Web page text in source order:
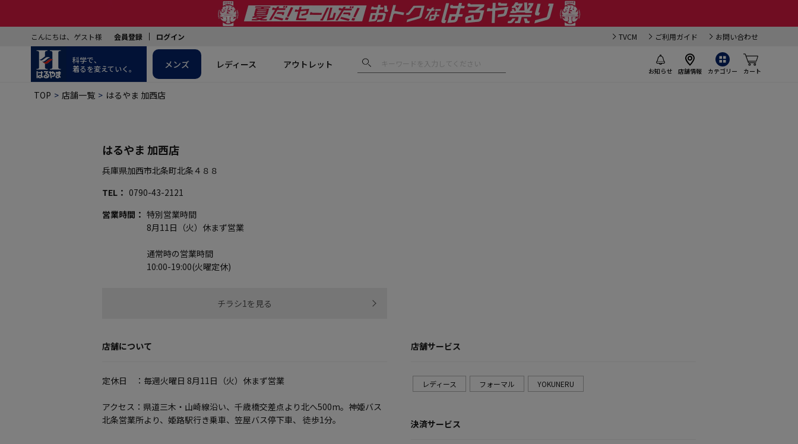
こんにちは、ゲスト様 会員登録 ログイン TVCM ご利用ガイド お問い合わせ
科学で、
着るを変えていく。
お知らせ 店舗情報 カテゴリー カート
メンズ レディース アウトレット
TOP 店舗一覧 はるやま 加西店
はるやま 加西店
兵庫県加西市北条町北条４８８
TEL
0790-43-2121
営業時間
特別営業時間
8月11日（火）休まず営業
通常時の営業時間
10:00-19:00(火曜定休)
チラシ1を見る
店舗について
定休日 ：毎週火曜日 8月11日（火）休まず営業
アクセス：県道三木・山崎線沿い、千歳橋交差点より北へ500m。神姫バス
北条営業所より、姫路駅行き乗車、笠屋バス停下車、 徒歩1分。
店舗サービス
レディース フォーマル YOKUNERU
決済サービス